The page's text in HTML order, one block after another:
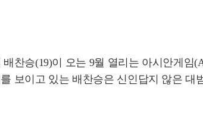
찬승(19)이 오는 9월 열리는 아시안게
보이고 있는 배찬승은 신인답지 않은